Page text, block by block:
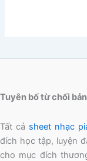
Tuyên bố từ chối
Tất cả sheet nhạc
đích học tập, luyện
cho mục đích